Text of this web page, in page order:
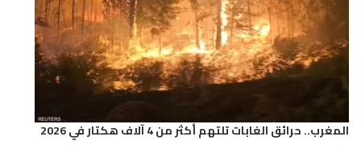
المغرب.. حرائق الغابات تلتهم أكثر من 4 آلاف هكتار في 2026